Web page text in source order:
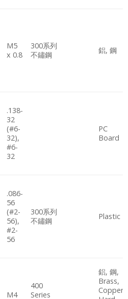
M5
x 0.8
300系列
不鏽鋼
鋁, 鋼
.138-
32
(#6-
32),
#6-
32
PC
Board
.086-
56
(#2-
56),
#2-
56
300系列
不鏽鋼
Plastic
M4
400
Series
鋁, 鋼,
Brass,
Copper,